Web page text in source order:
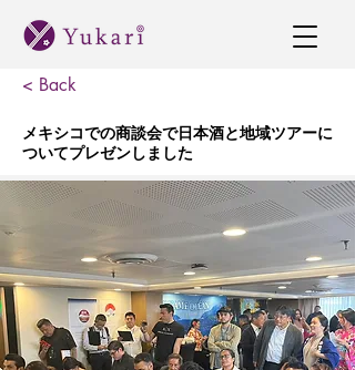
< Back
メキシコでの商談会で日本酒と地域ツアーに
ついてプレゼンしました